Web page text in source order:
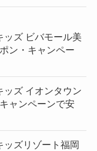
ッズ ビバモール美
ン・キャンペー
ッズ イオンタウン
ャンペーンで安
ッズリゾート福岡